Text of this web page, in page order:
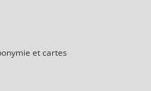
et cartes